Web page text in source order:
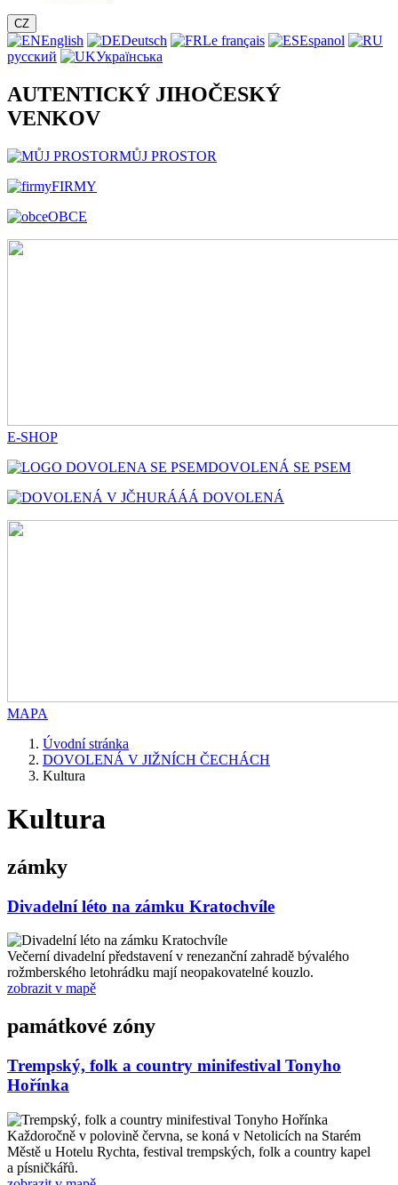
CZ
English Deutsch Le français
Espanol
русский
Українська
AUTENTICKÝ JIHOČESKÝ
VENKOV
MŮJ PROSTOR
FIRMY
OBCE
E-SHOP
DOVOLENÁ SE PSEM
HURÁÁÁ DOVOLENÁ
MAPA
Úvodní stránka
DOVOLENÁ V JIŽNÍCH ČECHÁCH
Kultura
Kultura
zámky
Divadelní léto na zámku Kratochvíle
Večerní divadelní představení v renezanční zahradě bývalého
rožmberského letohrádku mají neopakovatelné kouzlo.
zobrazit v mapě
památkové zóny
Trempský, folk a country minifestival Tonyho
Hořínka
Každoročně v polovině června, se koná v Netolicích na Starém
Městě u Hotelu Rychta, festival trempských, folk a country kapel
a písničkářů.